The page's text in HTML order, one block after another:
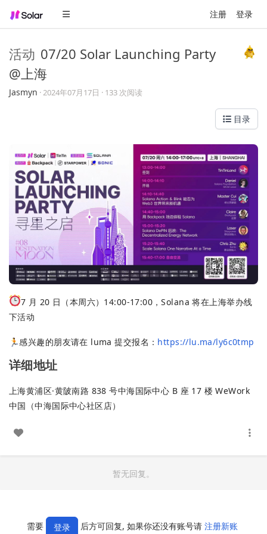
注册 登录
活动 07/20 Solar Launching Party
@上海
Jasmyn ·2024年07月17日 · 133 次阅读
目录
7 月 20 日（本周六）14:00-17:00，Solana 将在上海举办线
下活动
🏃感兴趣的朋友请在 luma 提交报名： https://lu.ma/ly6c0tmp
详细地址
上海黄浦区·黄陂南路 838 号中海国际中心 B 座 17 楼 WeWork
中国（中海国际中心社区店）
暂无回复。
需要 登录 后方可回复, 如果你还没有账号请 注册新账